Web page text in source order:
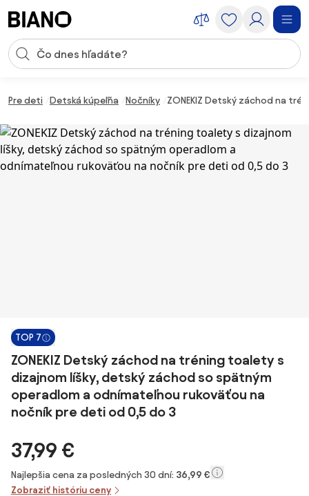
Vstup pre vyhľadávanie
Pre deti Detská kúpeľňa Nočníky ZONEKIZ Detský záchod na
TOP 7
ZONEKIZ Detský záchod na tréning toalety s
dizajnom líšky, detský záchod so spätným
operadlom a odnímateľnou rukoväťou na
nočník pre deti od 0,5 do 3
37,99 €
Najlepšia cena za posledných 30 dní: 36,99 €
Zobraziť históriu ceny